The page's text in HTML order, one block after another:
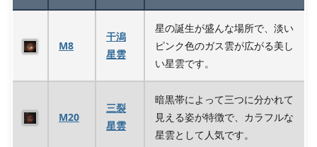
M8
干潟
星雲
星の誕生が盛んな場所で、淡い
ピンク色のガス雲が広がる美し
い星雲です。
M20
三裂
星雲
暗黒帯によって三つに分かれて
見える姿が特徴で、カラフルな
星雲として人気です。